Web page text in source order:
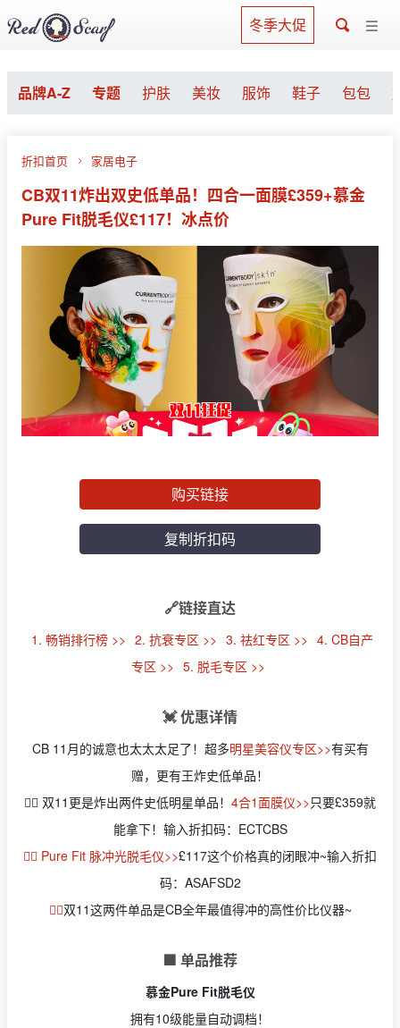
冬季大促
品牌A-Z 专题 护肤 美妆 服饰 鞋子 包包
折扣首页 家居电子
CB双11炸出双史低单品！四合一面膜£359+慕金
Pure Fit脱毛仪£117！冰点价
购买链接
复制折扣码
🔗链接直达
1. 畅销排行榜 >> 2. 抗衰专区 >> 3. 祛红专区 >> 4. CB自产
专区 >> 5. 脱毛专区 >>
💓 优惠详情
CB 11月的诚意也太太太足了！超多明星美容仪专区>>有买有
赠，更有王炸史低单品！
👉🏻 双11更是炸出两件史低明星单品！ 4合1面膜仪>>只要£359就
能拿下！输入折扣码：ECTCBS
👉🏻 Pure Fit 脉冲光脱毛仪>>£117这个价格真的闭眼冲~输入折扣
码：ASAFSD2
👉🏻双11这两件单品是CB全年最值得冲的高性价比仪器~
🟩 单品推荐
慕金Pure Fit脱毛仪
拥有10级能量自动调档！